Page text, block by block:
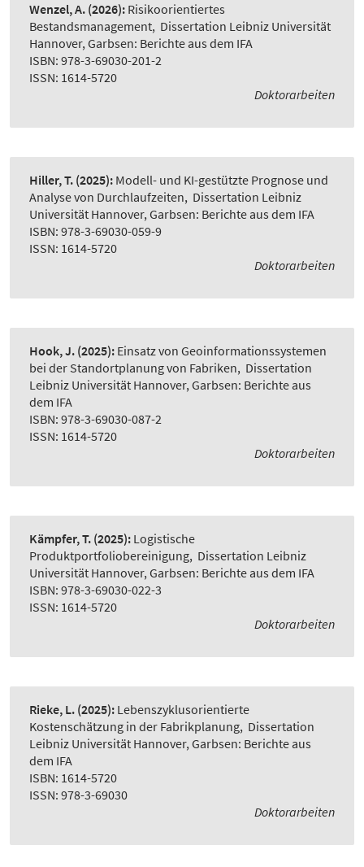
Wenzel, A. (2026): Risikoorientiertes
Bestandsmanagement, Dissertation Leibniz Universität
Hannover, Garbsen: Berichte aus dem IFA
ISBN: 978-3-69030-201-2
ISSN: 1614-5720
Doktorarbeiten
Hiller, T. (2025): Modell- und KI-gestützte Prognose und
Analyse von Durchlaufzeiten, Dissertation Leibniz
Universität Hannover, Garbsen: Berichte aus dem IFA
ISBN: 978-3-69030-059-9
ISSN: 1614-5720
Doktorarbeiten
Hook, J. (2025): Einsatz von Geoinformationssystemen
bei der Standortplanung von Fabriken, Dissertation
Leibniz Universität Hannover, Garbsen: Berichte aus
dem IFA
ISBN: 978-3-69030-087-2
ISSN: 1614-5720
Doktorarbeiten
Kämpfer, T. (2025): Logistische
Produktportfoliobereinigung, Dissertation Leibniz
Universität Hannover, Garbsen: Berichte aus dem IFA
ISBN: 978-3-69030-022-3
ISSN: 1614-5720
Doktorarbeiten
Rieke, L. (2025): Lebenszyklusorientierte
Kostenschätzung in der Fabrikplanung, Dissertation
Leibniz Universität Hannover, Garbsen: Berichte aus
dem IFA
ISBN: 1614-5720
ISSN: 978-3-69030
Doktorarbeiten